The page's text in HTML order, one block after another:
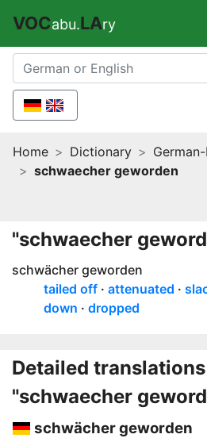
VOCabu.LAry
Home Dictionary
schwaecher geworden
"schwaecher
schwächer geworden
tailed off
attenuated
down
dropped
Detailed
"schwaecher
schwächer geworden